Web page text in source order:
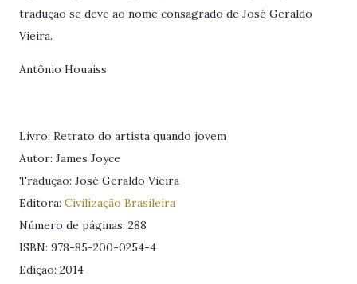
tradução se deve ao nome consagrado de José Geraldo
Vieira.
Antônio Houaiss
Livro: Retrato do artista quando jovem
Autor: James Joyce
Tradução: José Geraldo Vieira
Editora: Civilização Brasileira
Número de páginas: 288
ISBN: 978-85-200-0254-4
Edição: 2014